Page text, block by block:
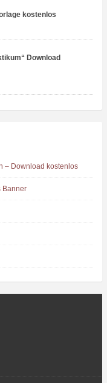
kostenlos
Download
– Download kostenlos
Banner